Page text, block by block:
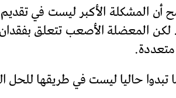
أن المشكلة الأكبر ليست في
المعضلة الأصعب تتعلق
تبدوا حاليا ليست في طريقها